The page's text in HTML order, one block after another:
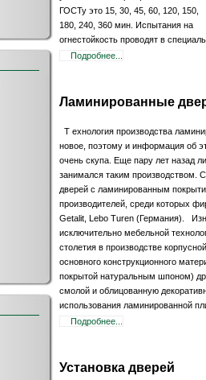
ГОСТу это 15, 30, 45, 60, 120, 150,
180, 240, 360 мин. Испытания на
огнестойкость проводят в
Подробнее...
Ламинированные
Т ехнология производства
новое, поэтому и информация об
очень скупа. Еще пару лет назад
занимался таким производством.
дверей с ламинированным
производителей, среди которых
Getalit, Lebo Turen (Германия).
исключительно мебельной
столетия в производстве
основного конструкционного
покрытой натуральным шпоном)
смолой и облицованную
использования ламинированной
Подробнее...
Установка дверей